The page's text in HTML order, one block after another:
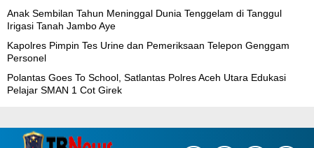
Anak Sembilan Tahun Meninggal Dunia Tenggelam di Tanggul
Irigasi Tanah Jambo Aye
Kapolres Pimpin Tes Urine dan Pemeriksaan Telepon Genggam
Personel
Polantas Goes To School, Satlantas Polres Aceh Utara Edukasi
Pelajar SMAN 1 Cot Girek